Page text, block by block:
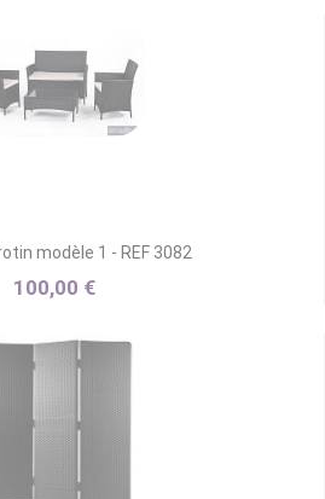
modèle 1 - REF 3082
100,00 €